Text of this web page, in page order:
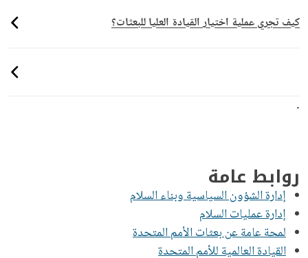
كيف تجري عملية اختيار القيادة العليا للبعثات؟
.
روابط عامة
إدارة الشؤون السياسية وبناء السلام
إدارة عمليات السلام
لمحة عامة عن بعثات الأمم المتحدة
القيادة العالمية للأمم المتحدة